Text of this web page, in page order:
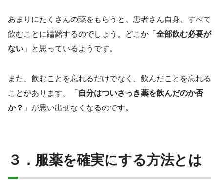
あまりにたくさんの薬をもらうと、患者さん自身、すべて
飲むことに躊躇するのでしょう。どこか「 全部飲む必要が
ない 」と思っているようです。
また、飲むことを忘れるだけでなく、飲んだことを忘れる
ことがあります。「 自分はついさっき薬を飲んだのか否
か？ 」が思い出せなくなるのです。
３．服薬を確実にする方法とは